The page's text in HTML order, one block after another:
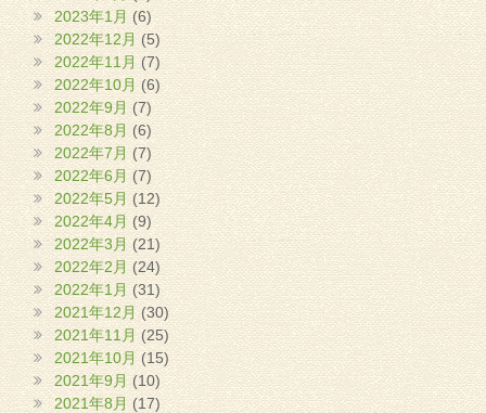
2023年1月 (6)
2022年12月(5)
2022年11月 (7)
2022年10月 (6)
2022年9月 (7)
2022年8月 (6)
2022年7月(7)
2022年6月 (7)
2022年5月 (12)
2022年4月 (9)
2022年3月 (21)
2022年2月(24)
2022年1月(31)
2021年12月 (30)
2021年11月 (25)
2021年10月 (15)
2021年9月 (10)
2021年8月 (17)